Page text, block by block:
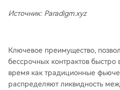
Источник: Paradigm.xyz
Ключевое преимущество,
бессрочных контрактов быстро
время как традиционные
распределяют ликвидность